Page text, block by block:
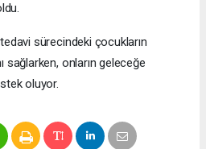
sürecindeki çocukların
sağlarken, onların geleceğe
oluyor.